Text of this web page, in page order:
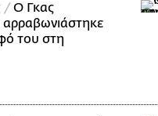
/Ο Γκας
αρραβωνιάστηκε
του στη